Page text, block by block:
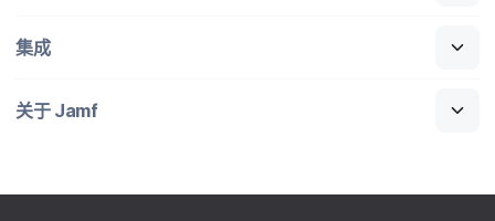
集成
关于Jamf